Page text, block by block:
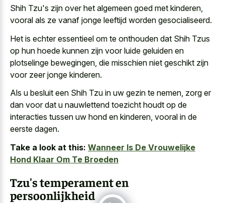
Shih Tzu's zijn over het algemeen goed met kinderen,
vooral als ze vanaf jonge leeftijd worden gesocialiseerd.
Het is echter essentieel om te onthouden dat Shih Tzus
op hun hoede kunnen zijn voorluide geluiden en
plotselinge bewegingen , die misschien niet geschikt zijn
voor zeer jonge kinderen.
Als u besluit een Shih Tzu in uw gezin te nemen, zorg er
dan voor dat u nauwlettend toezicht houdt op de
interacties tussen uw hond en kinderen, vooral in de
eerste dagen.
Take a look at this: Wanneer Is De Vrouwelijke
Hond Klaar Om Te Broeden
Tzu's temperament en
persoonlijkheid